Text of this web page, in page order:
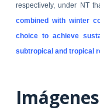
respectively, under NT
combined with winter
choice to achieve
subtropical and tropical